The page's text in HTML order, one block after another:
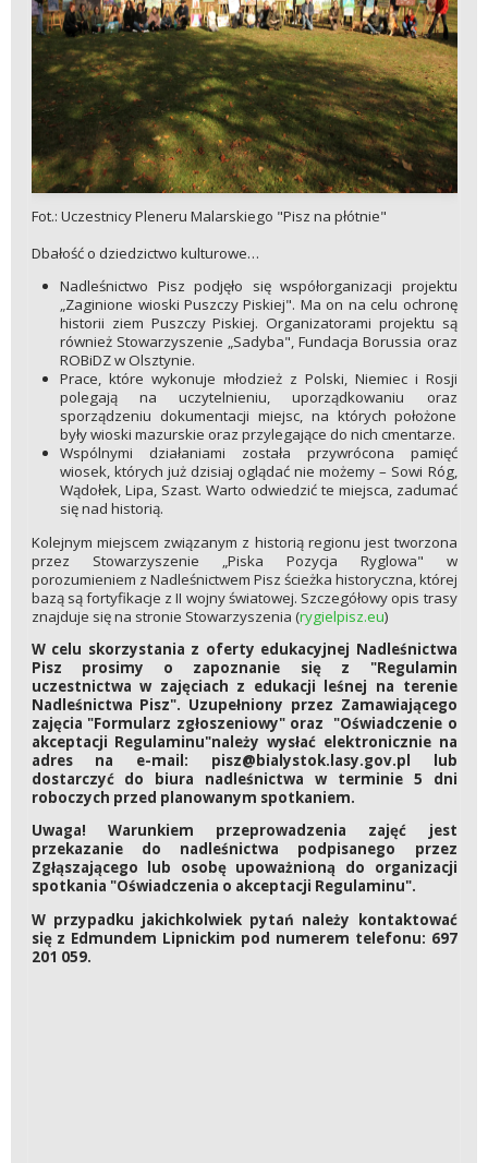
Fot.: Uczestnicy Pleneru Malarskiego "Pisz na płótnie"
Dbałość o dziedzictwo kulturowe…
Nadleśnictwo Pisz podjęło się współorganizacji projektu
„Zaginione wioski Puszczy Piskiej". Ma on na celu ochronę
historii ziem Puszczy Piskiej. Organizatorami projektu są
również Stowarzyszenie „Sadyba", Fundacja Borussia oraz
ROBiDZ w Olsztynie.
Prace, które wykonuje młodzież z Polski, Niemiec i Rosji
polegają na uczytelnieniu, uporządkowaniu oraz
sporządzeniu dokumentacji miejsc, na których położone
były wioski mazurskie oraz przylegające do nich cmentarze.
Wspólnymi działaniami została przywrócona pamięć
wiosek, których już dzisiaj oglądać nie możemy – Sowi Róg,
Wądołek, Lipa, Szast. Warto odwiedzić te miejsca, zadumać
się nad historią.
Kolejnym miejscem związanym z historią regionu jest tworzona
przez Stowarzyszenie „Piska Pozycja Ryglowa" w
porozumieniem z Nadleśnictwem Pisz ścieżka historyczna, której
bazą są fortyfikacje z II wojny światowej. Szczegółowy opis trasy
znajduje się na stronie Stowarzyszenia (rygielpisz.eu)
W celu skorzystania z oferty edukacyjnej Nadleśnictwa
Pisz prosimy o zapoznanie się z "Regulamin
uczestnictwa w zajęciach z edukacji leśnej na terenie
Nadleśnictwa Pisz". Uzupełniony przez Zamawiającego
zajęcia "Formularz zgłoszeniowy" oraz "Oświadczenie o
akceptacji Regulaminu"należy wysłać elektronicznie na
adres na e-mail: pisz@bialystok.lasy.gov.pl lub
dostarczyć do biura nadleśnictwa w terminie 5 dni
roboczych przed planowanym spotkaniem.
Uwaga! Warunkiem przeprowadzenia zajęć jest
przekazanie do nadleśnictwa podpisanego przez
Zgłąszającego lub osobę upoważnioną do organizacji
spotkania "Oświadczenia o akceptacji Regulaminu".
W przypadku jakichkolwiek pytań należy kontaktować
się z Edmundem Lipnickim pod numerem telefonu: 697
201 059.